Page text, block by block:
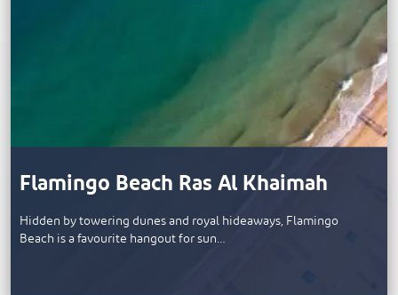
Flamingo Beach Ras Al Khaimah
Hidden by towering dunes and royal hideaways, Flamingo
Beach is a favourite hangout for sun…